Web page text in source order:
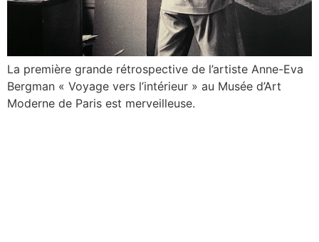
La première grande rétrospective de l’artiste Anne-Eva
Bergman « Voyage vers l’intérieur » au Musée d’Art
Moderne de Paris est merveilleuse.